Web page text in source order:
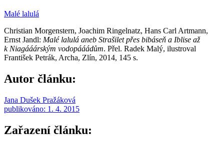
Malé lalulá
Christian Morgenstern, Joachim Ringelnatz, Hans Carl Artmann,
Ernst Jandl: Malé lalulá aneb Strašilet přes bibáseň a Iblise až
k Niagááárským vodopááádům. Přel. Radek Malý, ilustroval
František Petrák, Archa, Zlín, 2014, 145 s.
Autor článku:
Jana Dušek Pražáková
publikováno: 1. 4. 2015
Zařazení článku: